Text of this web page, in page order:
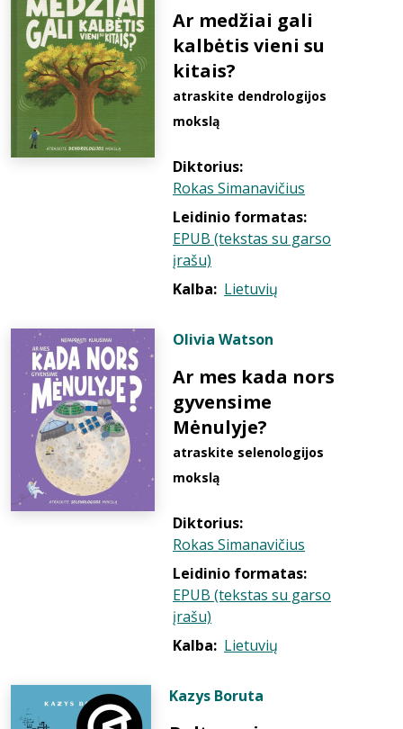
Ar medžiai gali
kalbėtis vieni su
kitais?
atraskite dendrologijos
mokslą
Diktorius:
Rokas Simanavičius
Leidinio formatas:
EPUB (tekstas su garso
įrašu)
Kalba: Lietuvių
Olivia Watson
Ar mes kada nors
gyvensime
Mėnulyje?
atraskite selenologijos
mokslą
Diktorius:
Rokas Simanavičius
Leidinio formatas:
EPUB (tekstas su garso
įrašu)
Kalba: Lietuvių
Kazys Boruta